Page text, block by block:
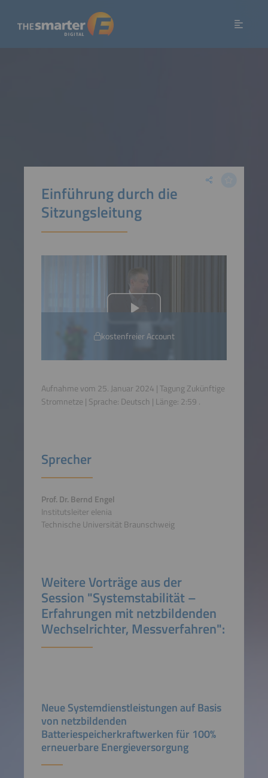
Einführung durch die
Sitzungsleitung
kostenfreier Account
Aufnahme vom 25. Januar 2024 | Tagung Zukünftige
Stromnetze | Sprache: Deutsch | Länge: 2:59 .
Sprecher
Prof. Dr. Bernd Engel
Institutsleiter elenia
Technische Universität Braunschweig
Weitere Vorträge aus der
Session "Systemstabilität –
Erfahrungen mit netzbildenden
Wechselrichter, Messverfahren":
Neue Systemdienstleistungen auf Basis
von netzbildenden
Batteriespeicherkraftwerken für 100%
erneuerbare Energieversorgung